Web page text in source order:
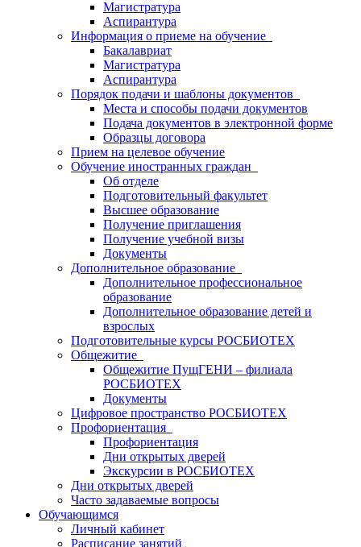
Магистратура
Аспирантура
Информация о приеме на обучение
Бакалавриат
Магистратура
Аспирантура
Порядок подачи и шаблоны документов
Места и способы подачи документов
Подача документов в электронной форме
Образцы договора
Прием на целевое обучение
Обучение иностранных граждан
Об отделе
Подготовительный факультет
Высшее образование
Получение приглашения
Получение учебной визы
Документы
Дополнительное образование
Дополнительное профессиональное
образование
Дополнительное образование детей и
взрослых
Подготовительные курсы РОСБИОТЕХ
Общежитие
Общежитие ПущГЕНИ – филиала
РОСБИОТЕХ
Документы
Цифровое пространство РОСБИОТЕХ
Профориентация
Профориентация
Дни открытых дверей
Экскурсии в РОСБИОТЕХ
Дни открытых дверей
Часто задаваемые вопросы
Обучающимся
Личный кабинет
Расписание занятий